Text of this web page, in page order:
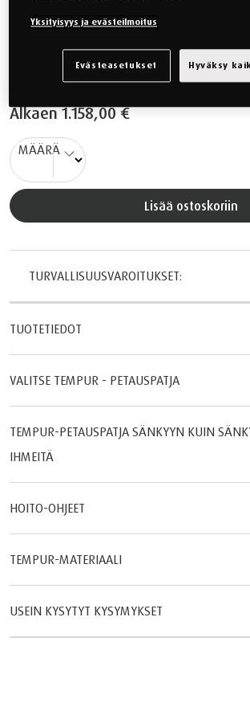
Firm
Alkaen1.158,00 €
MÄÄRÄ
Lisää ostoskoriin
TURVALLISUUSVAROITUKSET:
TUOTETIEDOT
VALITSE TEMPUR - PETAUSPATJA
TEMPUR-PETAUSPATJA SÄNKYYN KUIN
IHMEITÄ
HOITO-OHJEET
TEMPUR-MATERIAALI
USEIN KYSYTYT KYSYMYKSET
Yksityisyys ja evästeilmoitus
Hyväksy
Evästeasetukset